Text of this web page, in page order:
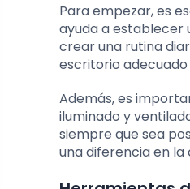
Para empezar, es
ayuda a establecer
crear una rutina
escritorio adecuado
Además, es
iluminado y
siempre que sea
una diferencia en la